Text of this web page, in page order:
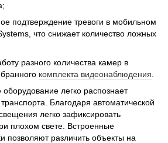
подтверждение тревоги в мобильном
что снижает количество ложных
разного количества камер в
комплекта видеонаблюдения
легко распознает
Благодаря автоматической
легко зафиксировать
плохом свете. Встроенные
позволяют различить объекты на